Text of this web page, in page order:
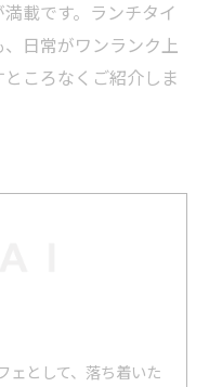
載です。ランチタイ
日常がワンランク上
ころなくご紹介しま
ェとして、落ち着いた